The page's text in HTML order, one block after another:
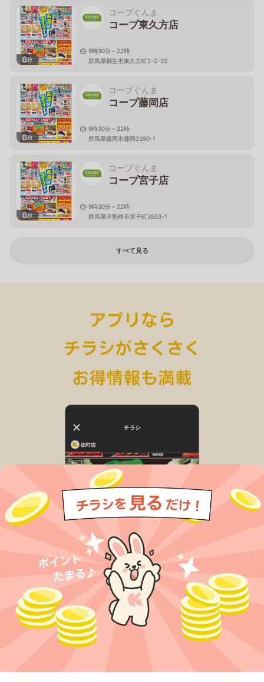
6枚
コープぐんま
コープ東久方店
9時30分～22時
群馬県桐生市東久方町2-2-20
6枚
コープぐんま
コープ藤岡店
9時30分～22時
群馬県藤岡市藤岡2390-1
6枚
コープぐんま
コープ宮子店
9時30分～22時
群馬県伊勢崎市宮子町3523-1
すべて見る